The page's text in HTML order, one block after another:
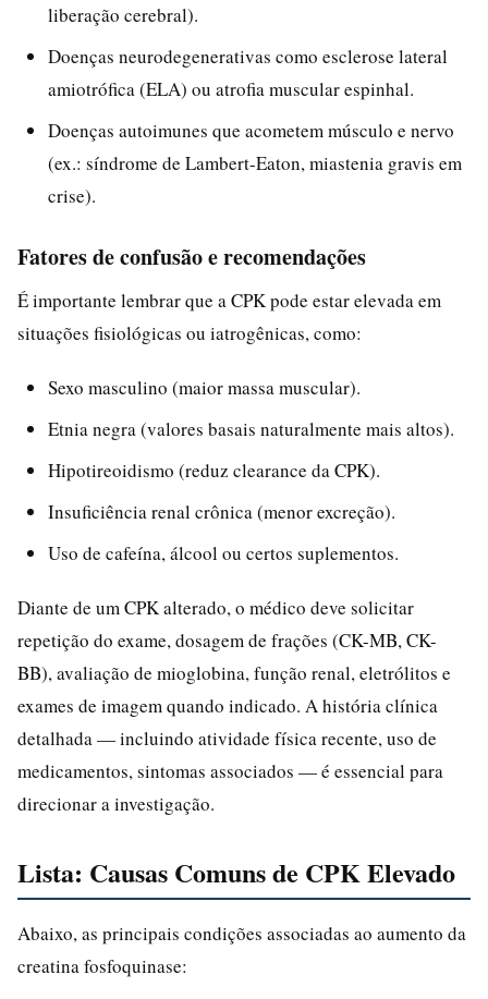
liberação cerebral).
Doenças neurodegenerativas como esclerose lateral
amiotrófica (ELA) ou atrofia muscular espinhal.
Doenças autoimunes que acometem músculo e nervo
(ex.: síndrome de Lambert-Eaton, miastenia gravis em
crise).
Fatores de confusão e recomendações
É importante lembrar que a CPK pode estar elevada em
situações fisiológicas ou iatrogênicas, como:
Sexo masculino (maior massa muscular).
Etnia negra (valores basais naturalmente mais altos).
Hipotireoidismo (reduz clearance da CPK).
Insuficiência renal crônica (menor excreção).
Uso de cafeína, álcool ou certos suplementos.
Diante de um CPK alterado, o médico deve solicitar
repetição do exame, dosagem de frações (CK-MB, CK-
BB), avaliação de mioglobina, função renal, eletrólitos e
exames de imagem quando indicado. A história clínica
detalhada — incluindo atividade física recente, uso de
medicamentos, sintomas associados — é essencial para
direcionar a investigação.
Lista: Causas Comuns de CPK Elevado
Abaixo, as principais condições associadas ao aumento da
creatina fosfoquinase: